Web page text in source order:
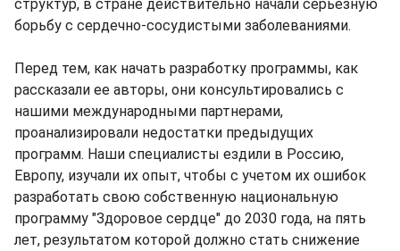
структур, в стране действительно начали серьезную
борьбу с сердечно-сосудистыми заболеваниями.
Перед тем, как начать разработку программы, как
рассказали ее авторы, они консультировались с
нашими международными партнерами,
проанализировали недостатки предыдущих
программ. Наши специалисты ездили в Россию,
Европу, изучали их опыт, чтобы с учетом их ошибок
разработать свою собственную национальную
программу "Здоровое сердце" до 2030 года, на пять
лет, результатом которой должно стать снижение